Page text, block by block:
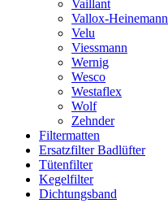
Vaillant
Vallox-Heinemann
Velu
Viessmann
Wernig
Wesco
Westaflex
Wolf
Zehnder
Filtermatten
Ersatzfilter Badlüfter
Tütenfilter
Kegelfilter
Dichtungsband